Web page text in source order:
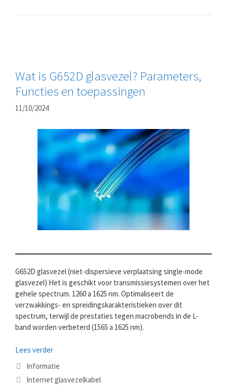
Wat is G652D glasvezel? Parameters,
Functies en toepassingen
11/10/2024
G652D glasvezel (niet-dispersieve verplaatsing single-mode
glasvezel) Het is geschikt voor transmissiesystemen over het
gehele spectrum. 1260 a 1625 nm. Optimaliseert de
verzwakkings- en spreidingskarakteristieken over dit
spectrum, terwijl de prestaties tegen macrobends in de L-
band worden verbeterd (1565 a 1625 nm).
Lees verder
Categorieën
Informatie
Tags
Internet glasvezelkabel